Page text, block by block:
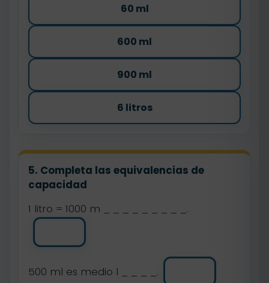
60 ml
600 ml
900 ml
6 litros
5. Completa las equivalencias de
capacidad
1 litro = 1000 m _ _ _ _ _ _ _ _ _.
500 ml es medio l _ _ _ _.